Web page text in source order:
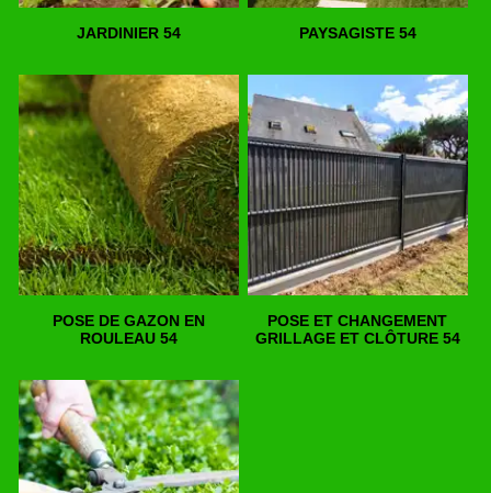
JARDINIER 54 PAYSAGISTE 54
POSE DE GAZON EN
ROULEAU 54
POSE ET CHANGEMENT
GRILLAGE ET CLÔTURE 54